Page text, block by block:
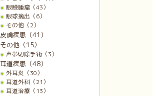
眼瞼腫瘤（43）
眼球摘出（6）
その他（2）
皮膚疾患（41）
その他（15）
声帯切除手術（3）
耳道疾患（48）
外耳炎（30）
耳道外科（21）
耳道治療（13）